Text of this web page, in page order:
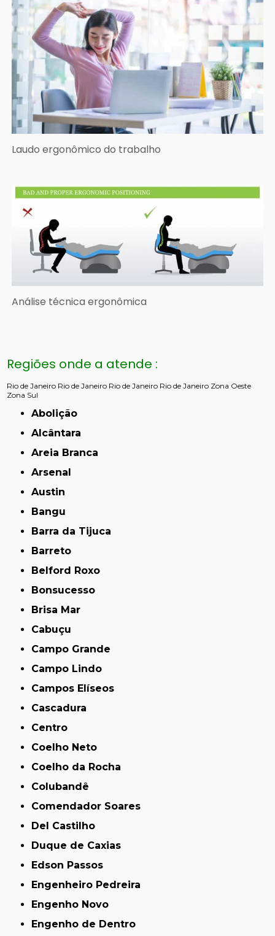
Laudo ergonômico do trabalho
Análise técnica ergonômica
Regiões onde a atende :
Rio de Janeiro Rio de Janeiro Rio de Janeiro Rio de Janeiro Zona Oeste
Zona Sul
Abolição
Alcântara
Areia Branca
Arsenal
Austin
Bangu
Barra da Tijuca
Barreto
Belford Roxo
Bonsucesso
Brisa Mar
Cabuçu
Campo Grande
Campo Lindo
Campos Elíseos
Cascadura
Centro
Coelho Neto
Coelho da Rocha
Colubandê
Comendador Soares
Del Castilho
Duque de Caxias
Edson Passos
Engenheiro Pedreira
Engenho Novo
Engenho de Dentro